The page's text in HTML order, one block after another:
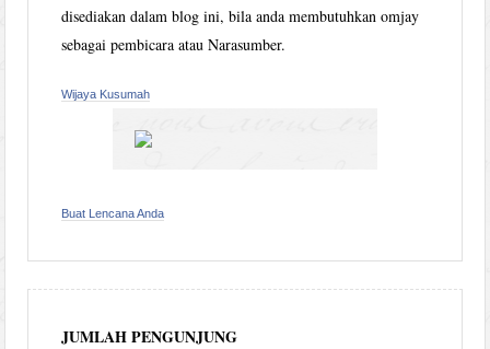
disediakan dalam blog ini, bila anda membutuhkan omjay
sebagai pembicara atau Narasumber.
Wijaya Kusumah
Buat Lencana Anda
JUMLAH PENGUNJUNG